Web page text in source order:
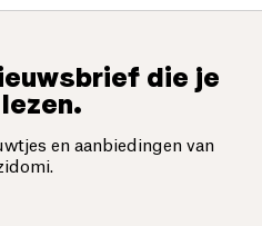
die je
en aanbiedingen van